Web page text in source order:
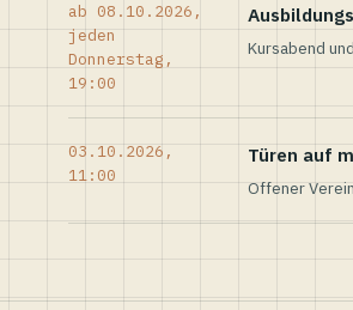
ab 08.10.2026,
jeden
Donnerstag,
19:00
Kursabend
03.10.2026,
11:00
Türen auf
Offener